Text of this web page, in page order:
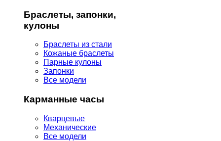
Браслеты, запонки,
кулоны
Браслеты из стали
Кожаные браслеты
Парные кулоны
Запонки
Все модели
Карманные часы
Кварцевые
Механические
Все модели